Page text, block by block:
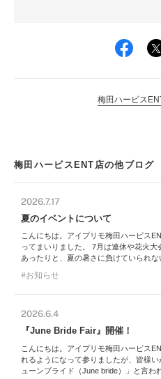
梅田ハービス
梅田ハービスENT店の他ブログ
2026.7.17
夏のイベントについて
こんにちは。アイプリモ梅田ハービス
ってまいりました。 7月は連休や花火
あったりと、夏の暑さに負けていられな
お知らせ
2026.6.4
『June Bride Fair』開催！
こんにちは。アイプリモ梅田ハービス
れるようになって参りましたが、皆様
ューンブライド（June bride）」と言わ